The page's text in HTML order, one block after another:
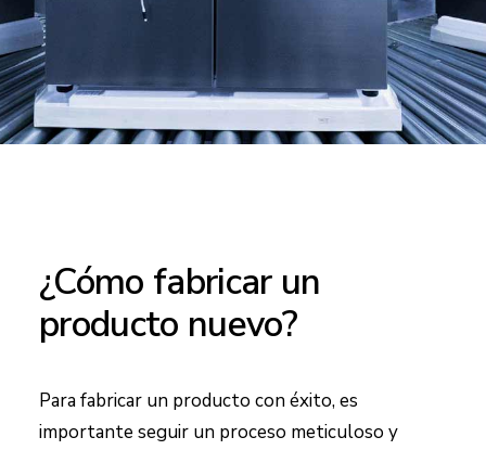
¿Cómo fabricar un
producto nuevo?
Para fabricar un producto con éxito, es
importante seguir un proceso meticuloso y